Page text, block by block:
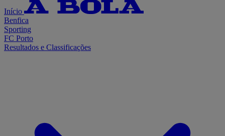
Início
Benfica
Sporting
FC Porto
Resultados e Classificações